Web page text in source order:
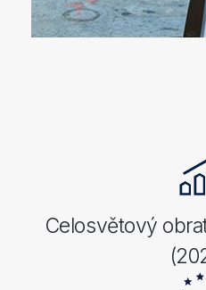
Celosvětový